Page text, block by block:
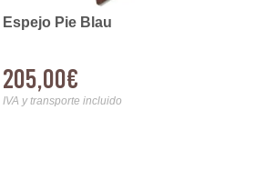
Espejo Pie Blau
205,00€
IVA y transporte incluido